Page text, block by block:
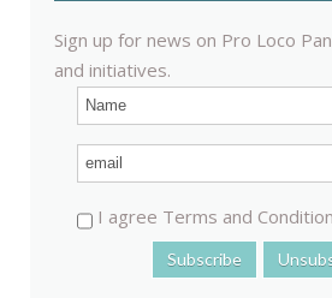
Sign up for news on Pro Loco
and initiatives.
I agree Terms and